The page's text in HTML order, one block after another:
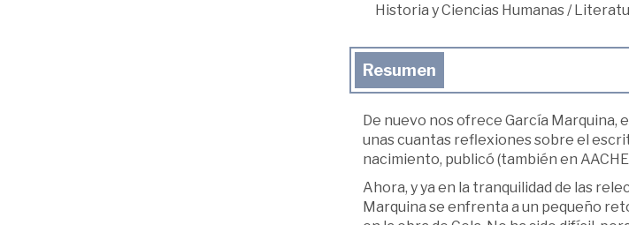
Historia y Ciencias Humanas/
Resumen
De nuevo nos ofrece García Marquina,
unas cuantas reflexiones sobre el
nacimiento, publicó (también en
Ahora, y ya en la tranquilidad de las
Marquina se enfrenta a un pequeño